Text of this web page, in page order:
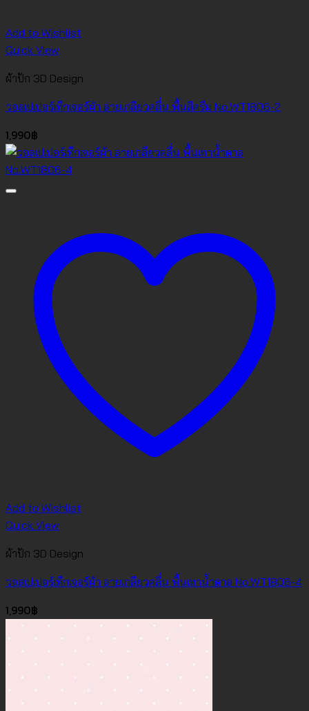
Add to Wishlist
Quick View
ผ้าปัก 3D Design
วอลเปเปอร์เท็กเจอร์ผ้า ลายเกลียวคลื่น พื้นสีครีม No.WT1806-2
1,990฿
Add to Wishlist
Quick View
ผ้าปัก 3D Design
วอลเปเปอร์เท็กเจอร์ผ้า ลายเกลียวคลื่น พื้นเทาน้ำตาล No.WT1806-4
1,990฿